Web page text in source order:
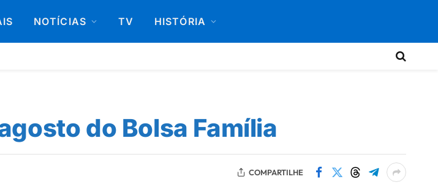
NOTÍCIAS TV HISTÓRIA
do Bolsa Família
COMPARTILHE